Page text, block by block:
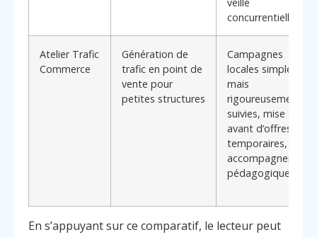
concurrentielle
Atelier Trafic
Commerce
Génération de
trafic en point de
vente pour
petites structures
Campagnes
locales simples
mais
rigoureusement
suivies, mise en
avant d’offres
temporaires,
accompagnement
pédagogique
En s’appuyant sur ce comparatif, le lecteur peut